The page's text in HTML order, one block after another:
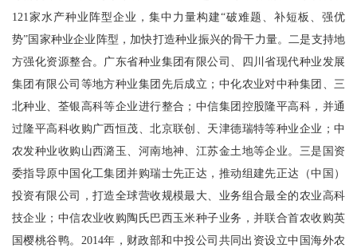
121家水产种业阵型企业，集中力量构建“破难题、补短板、强优
势”国家种业企业阵型，加快打造种业振兴的骨干力量。二是支持地
方强化资源整合。广东省种业集团有限公司、四川省现代种业发展
集团有限公司等地方种业集团先后成立；中化农业对中种集团、三
北种业、荃银高科等企业进行整合；中信集团控股隆平高科，并通
过隆平高科收购广西恒茂、北京联创、天津德瑞特等种业企业；中
农发种业收购山西潞玉、河南地神、江苏金土地等企业。三是国资
委指导原中国化工集团并购瑞士先正达，推动组建先正达（中国）
投资有限公司，打造全球营收规模最大、业务组合最全的农业高科
技企业；中信农业收购陶氏巴西玉米种子业务，并联合首农收购英
国樱桃谷鸭。2014年，财政部和中投公司共同出资设立中国海外农